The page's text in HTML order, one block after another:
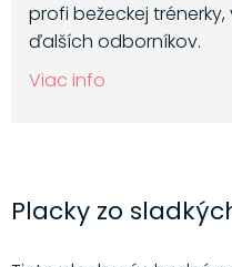
profi bežeckej
ďalších odborníkov.
Viac info
Placky zo